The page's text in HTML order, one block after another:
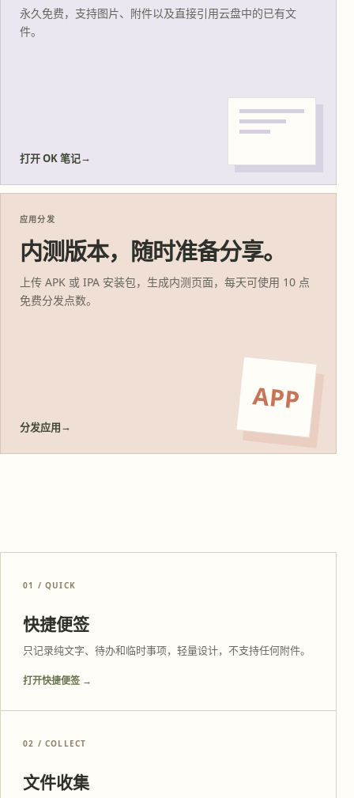
永久免费，支持图片、附件以及直接引用云盘中的已有文
件。
打开 OK 笔记→
应用分发
内测版本，随时准备分享。
上传 APK 或 IPA 安装包，生成内测页面，每天可使用 10 点
免费分发点数。
分发应用→
APP
01 / QUICK
快捷便签
只记录纯文字、待办和临时事项，轻量设计，不支持任何附件。
打开快捷便签 →
02 / COLLECT
文件收集